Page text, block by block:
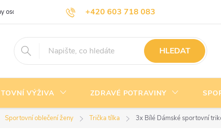
+420 603 718 083
info@nejlevnejsivyziva.cz
osobních údajů Doprava a platba Kontakty
HLEDAT
VÝŽIVA ZDRAVÉ POTRAVINY
Sportovní oblečení ženy Trička tílka 3x Bílé Dámské sportovní